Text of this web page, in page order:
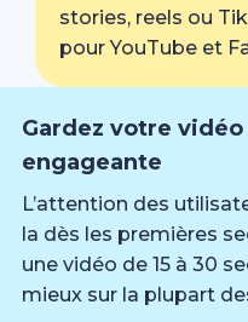
stories, reels ou
pour YouTube et
Gardez votre
engageante
L’attention des
la dès les premières
une vidéo de 15 à 30
mieux sur la plupart